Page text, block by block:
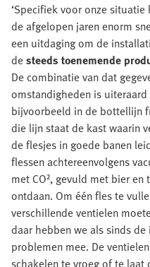
‘Specifiek voor onze
de afgelopen jaren enorm
een uitdaging om de
desteeds toenemende
De combinatie van dat
omstandigheden is
bijvoorbeeld in de bottellijn
die lijn staat de kast waarin
de flesjes in goede banen
flessen achtereenvolgens
met CO², gevuld met bier
ontdaan. Om één fles te
verschillende ventielen
daar hebben we als sinds
problemen mee. De